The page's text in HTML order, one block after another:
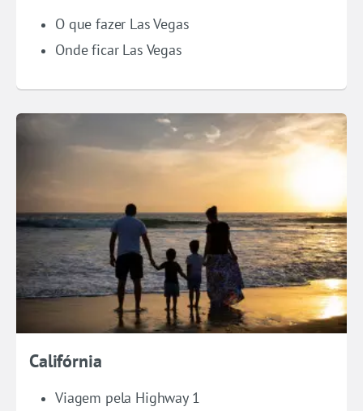
O que fazer Las Vegas
Onde ficar Las Vegas
Califórnia
Viagem pela Highway 1